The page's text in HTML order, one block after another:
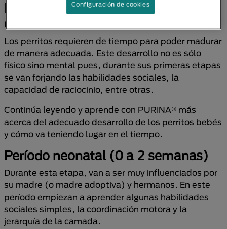
Etapas o períodos de crecimiento
de un cachorro
Los perritos requieren de tiempo para poder madurar
de manera adecuada. Este desarrollo no es sólo
físico sino mental pues, durante sus primeras etapas
se van forjando las habilidades sociales, la
capacidad de raciocinio, entre otras.
Continúa leyendo y aprende con PURINA® más
acerca del adecuado desarrollo de los perritos bebés
y cómo va teniendo lugar en el tiempo.
Período neonatal (0 a 2 semanas)
Durante esta etapa, van a ser muy influenciados por
su madre (o madre adoptiva) y hermanos. En este
período empiezan a aprender algunas habilidades
sociales simples, la coordinación motora y la
jerarquía de la camada.
Configuración de cookies